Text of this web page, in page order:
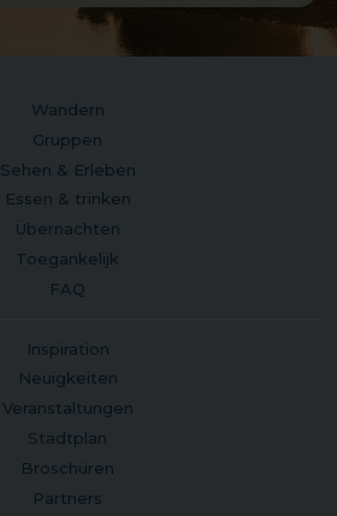
Wandern
Gruppen
Sehen & Erleben
Essen & trinken
Übernachten
Toegankelijk
FAQ
Inspiration
Neuigkeiten
Veranstaltungen
Stadtplan
Broschüren
Partners